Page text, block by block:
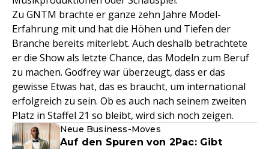
Zu GNTM brachte er ganze zehn Jahre Model-
Erfahrung mit und hat die Höhen und Tiefen der
Branche bereits miterlebt. Auch deshalb betrachtete
er die Show als letzte Chance, das Modeln zum Beruf
zu machen. Godfrey war überzeugt, dass er das
gewisse Etwas hat, das es braucht, um international
erfolgreich zu sein. Ob es auch nach seinem zweiten
Platz in Staffel 21 so bleibt, wird sich noch zeigen.
Neue Business-Moves
Auf den Spuren von 2Pac: Gibt